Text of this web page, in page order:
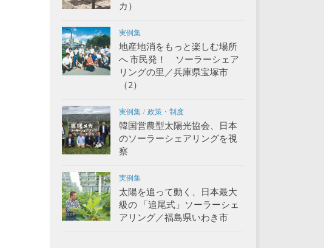
カ）
実例集
地産地消をもっと楽しむ場所
へ 市民発！ ソーラーシェア
リングの里／兵庫県宝塚市
（2）
実例集 / 政策・制度
韓国営農型太陽光協会、日本
のソーラーシェアリングを視
察
実例集
太陽を追って動く、日本最大
級の 「追尾式」ソーラーシェ
アリング／福島県いわき市